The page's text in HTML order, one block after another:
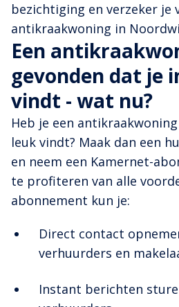
bezichtiging en verzeker je
antikraakwoning in
Een
gevonden dat je
vindt - wat nu?
Heb je een
leuk vindt? Maak dan een
en neem een Kamernet-
te profiteren van alle
abonnement kun je:
Direct contact
verhuurders en
Instant berichten